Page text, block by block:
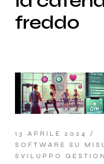
freddo
13 APRILE 2024
SOFTWARE SU
SVILUPPO